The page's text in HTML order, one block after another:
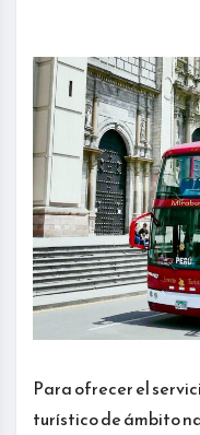
Para ofrecer el
turístico de ámbito